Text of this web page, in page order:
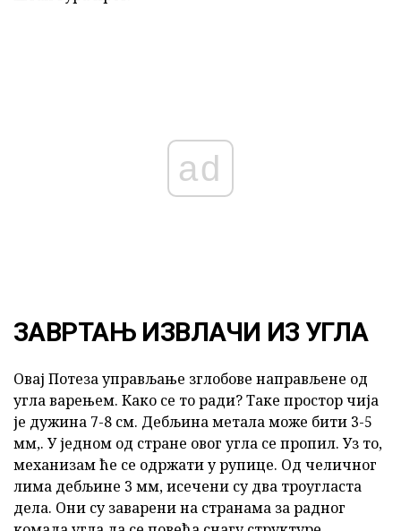
ad
ЗАВРТАЊ ИЗВЛАЧИ ИЗ УГЛА
Овај Потеза управљање зглобове направљене од
угла варењем. Како се то ради? Таке простор чија
је дужина 7-8 см. Дебљина метала може бити 3-5
мм,. У једном од стране овог угла се пропил. Уз то,
механизам ће се одржати у рупице. Од челичног
лима дебљине 3 мм, исечени су два троугласта
дела. Они су заварени на странама за радног